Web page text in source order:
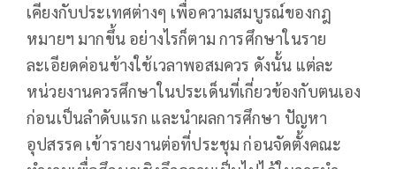
เคียงกับประเทศต่างๆ เพื่อความสมบูรณ์ของกฎ
หมายฯ มากขึ้น อย่างไรก็ตาม การศึกษาในราย
ละเอียดค่อนข้างใช้เวลาพอสมควร ดังนั้น แต่ละ
หน่วยงานควรศึกษาในประเด็นที่เกี่ยวข้องกับตนเอง
ก่อนเป็นลำดับแรก และนำผลการศึกษา ปัญหา
อุปสรรค เข้ารายงานต่อที่ประชุม ก่อนจัดตั้งคณะ